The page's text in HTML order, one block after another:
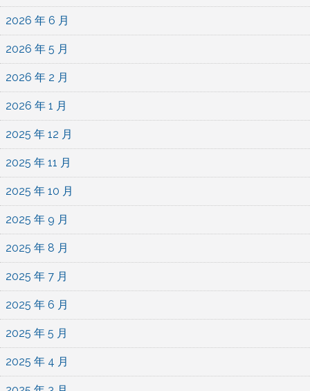
2026 年 6 月
2026 年 5 月
2026 年 2 月
2026 年 1 月
2025 年 12 月
2025 年 11 月
2025 年 10 月
2025 年 9 月
2025 年 8 月
2025 年 7 月
2025 年 6 月
2025 年 5 月
2025 年 4 月